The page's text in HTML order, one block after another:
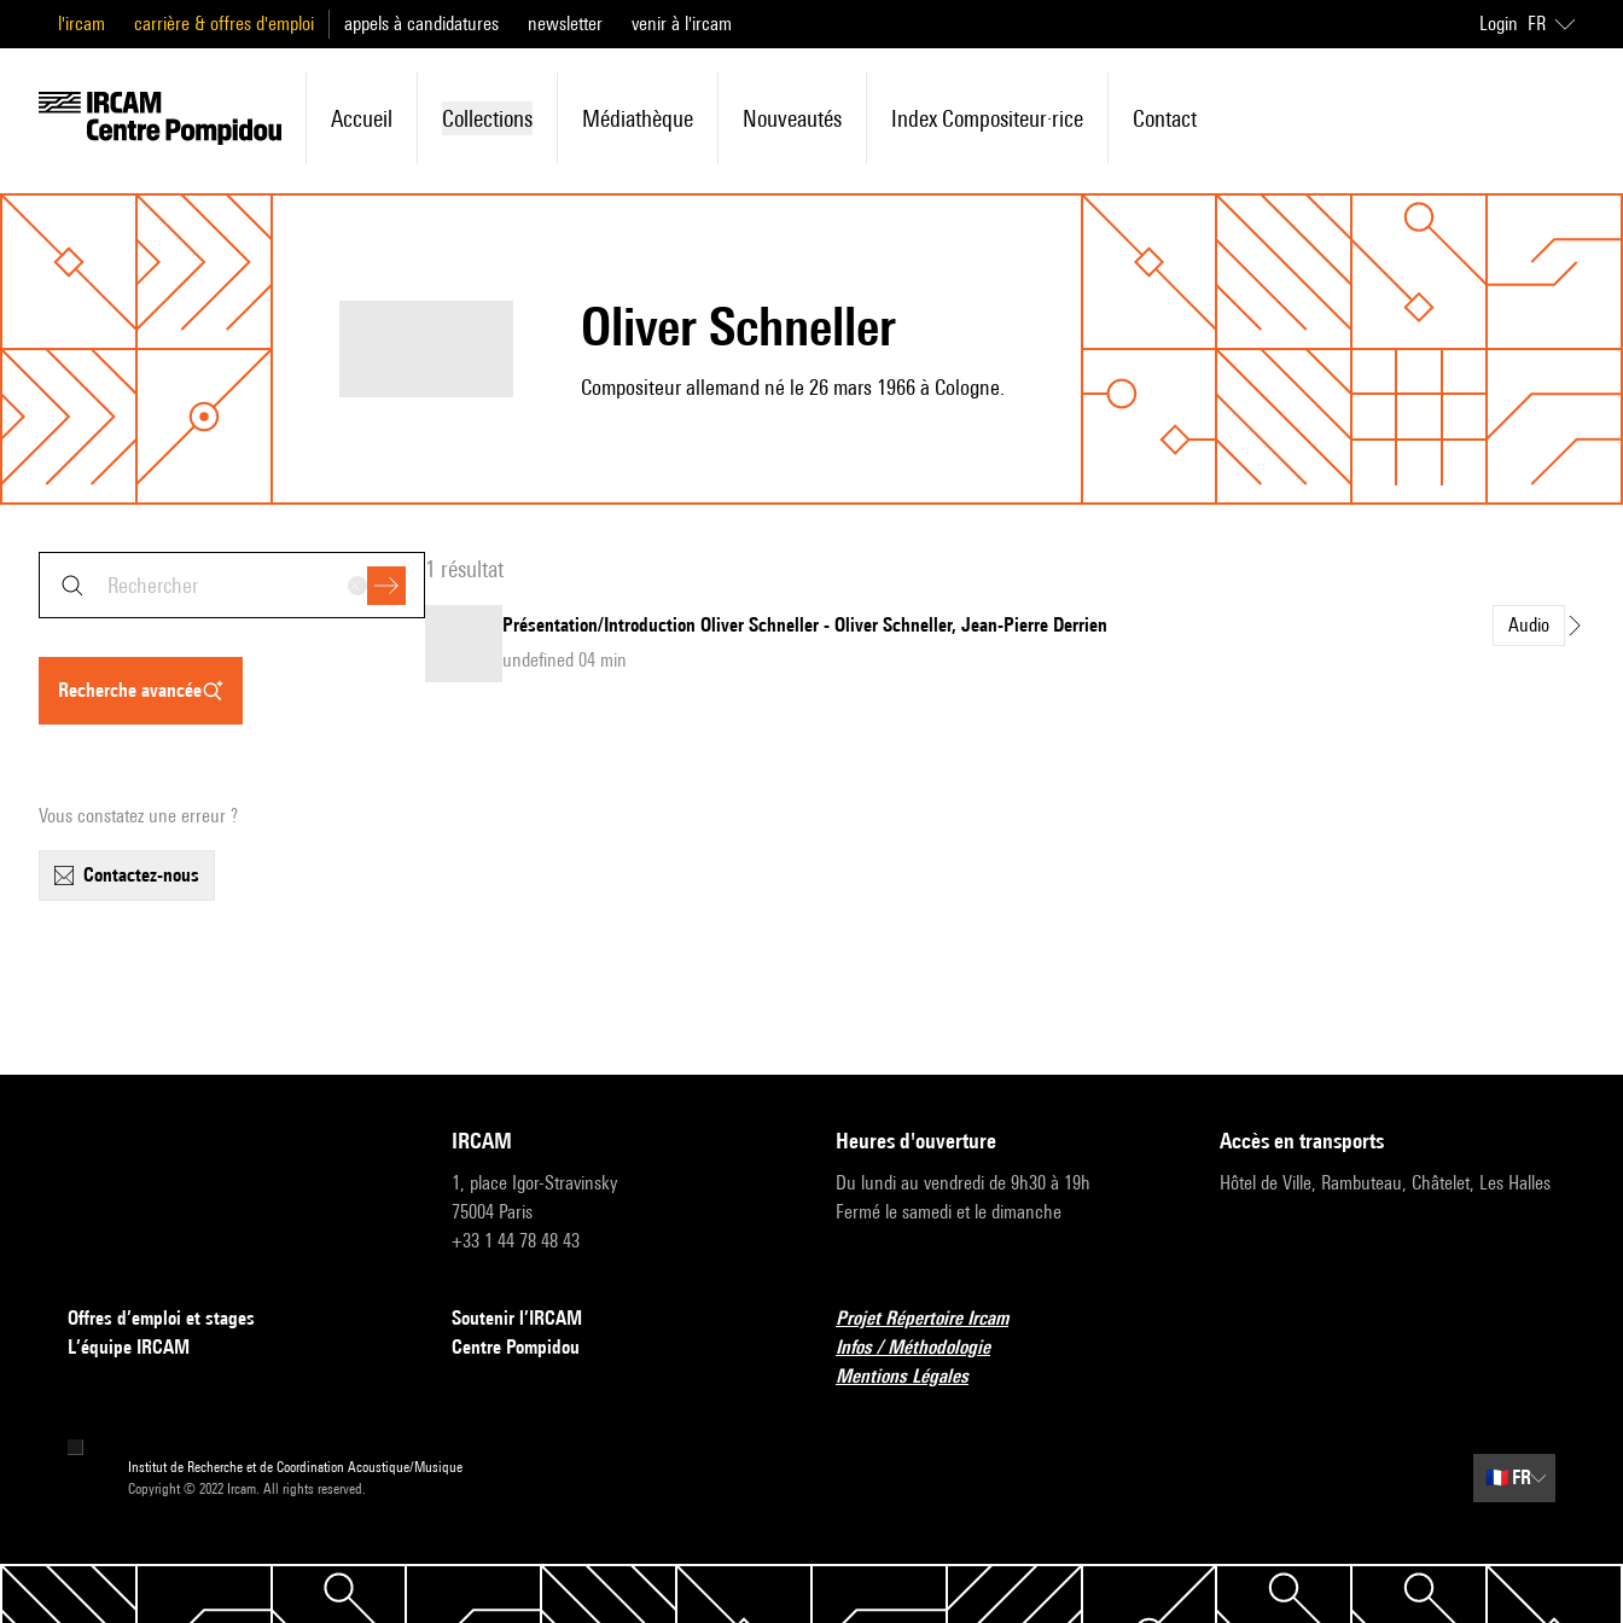
l'ircam carrière & offres d'emploi appels à candidatures newsletter venir à l'ircam Login FR
Accueil Collections Médiathèque Nouveautés Index Compositeur·rice Contact
Oliver Schneller
Compositeur allemand né le 26 mars 1966 à Cologne.
recherche avancée
Vous constatez une erreur ?
contactez-nous
1 résultat
Présentation/Introduction Oliver Schneller - Oliver Schneller, Jean-Pierre Derrien
Audio
undefined 04 min
IRCAM
1, place Igor-Stravinsky
75004 Paris
+33 1 44 78 48 43
heures d'ouverture
Du lundi au vendredi de 9h30 à 19h
Fermé le samedi et le dimanche
accès en transports
Hôtel de Ville, Rambuteau, Châtelet, Les Halles
Offres d’emploi et stages
L’équipe IRCAM
Soutenir l’IRCAM
Centre Pompidou
Projet Répertoire Ircam
Infos / Méthodologie
Mentions Légales
Institut de Recherche et de Coordination Acoustique/Musique
Copyright © 2022 Ircam. All rights reserved.
🇫🇷 FR